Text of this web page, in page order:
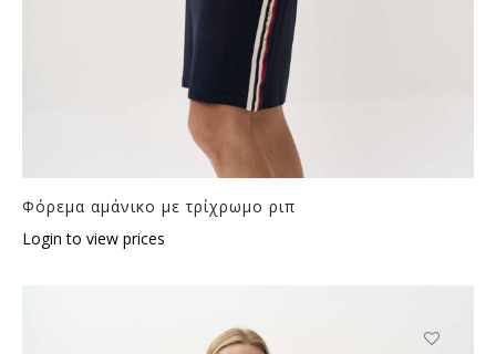
Φόρεμα αμάνικο με τρίχρωμο ριπ
Login to view prices